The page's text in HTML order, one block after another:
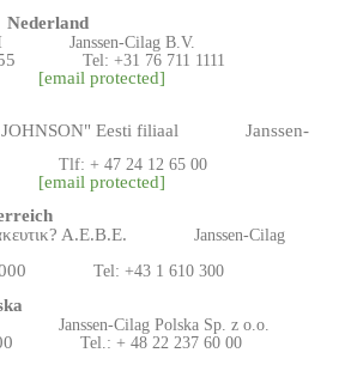
Nederland
Janssen-Cilag B.V.
Tel: +31 76 711 1111
[email protected]
Eesti filiaal
Janssen-
Tlf: + 47 24 12 65 00
[email protected]
Α.Ε.Β.Ε.
Janssen-Cilag
Tel: +43 1 610 300
Janssen-Cilag Polska Sp. z o.o.
Tel.: + 48 22 237 60 00